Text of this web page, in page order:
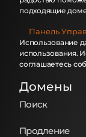
подходящие
Панель
Использование
использования.
соглашаетесь
Домены
Поиск
Продление